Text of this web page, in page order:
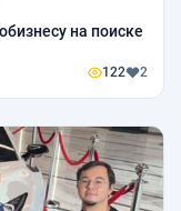
на поиске
122 2